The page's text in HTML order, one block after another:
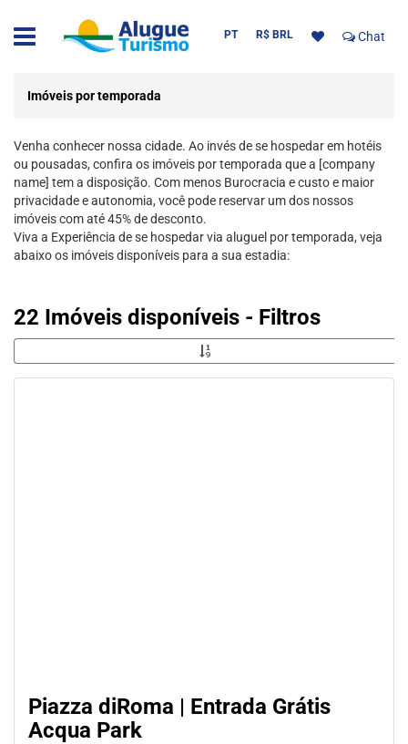
PT R$ BRL Chat
Imóveis por temporada
Venha conhecer nossa cidade. Ao invés de se hospedar em hotéis
ou pousadas, confira os imóveis por temporada que a [company
name] tem a disposição. Com menos Burocracia e custo e maior
privacidade e autonomia, você pode reservar um dos nossos
imóveis com até 45% de desconto.
Viva a Experiência de se hospedar via aluguel por temporada, veja
abaixo os imóveis disponíveis para a sua estadia:
22 Imóveis disponíveis - Filtros
Piazza diRoma | Entrada Grátis
Acqua Park